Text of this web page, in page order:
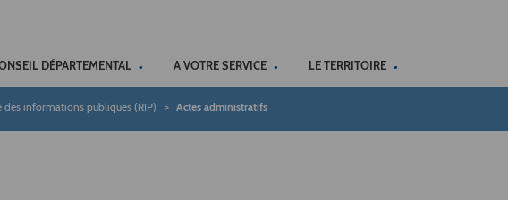
DÉPARTEMENTAL A VOTRE SERVICE LE TERRITOIRE
des informations publiques (RIP) Actes administratifs